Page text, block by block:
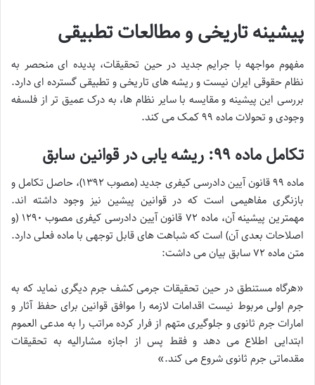
پیشینه تاریخی و مطالعات تطبیقی
مفهوم مواجهه با جرایم جدید در حین تحقیقات، پدیده ای منحصر به
نظام حقوقی ایران نیست و ریشه های تاریخی و تطبیقی گسترده ای دارد.
بررسی این پیشینه و مقایسه با سایر نظام ها، به درک عمیق تر از فلسفه
وجودی و تحولات ماده ۹۹ کمک می کند.
تکامل ماده ۹۹: ریشه یابی در قوانین سابق
ماده ۹۹ قانون آیین دادرسی کیفری جدید (مصوب ۱۳۹۲)، حاصل تکامل و
بازنگری مفاهیمی است که در قوانین پیشین نیز وجود داشته اند.
مهمترین پیشینه آن، ماده ۷۲ قانون آیین دادرسی کیفری مصوب ۱۲۹۰ (و
اصلاحات بعدی آن) است که شباهت های قابل توجهی با ماده فعلی دارد.
متن ماده ۷۲ سابق بیان می داشت:
«هرگاه مستنطق در حین تحقیقات جرمی کشف جرم دیگری نماید که به
جرم اولی مربوط نیست اقدامات لازمه را موافق قوانین برای حفظ آثار و
امارات جرم ثانوی و جلوگیری متهم از فرار کرده مراتب را به مدعی العموم
ابتدایی اطلاع می دهد و فقط پس از اجازه مشارالیه به تحقیقات
مقدماتی جرم ثانوی شروع می کند.»